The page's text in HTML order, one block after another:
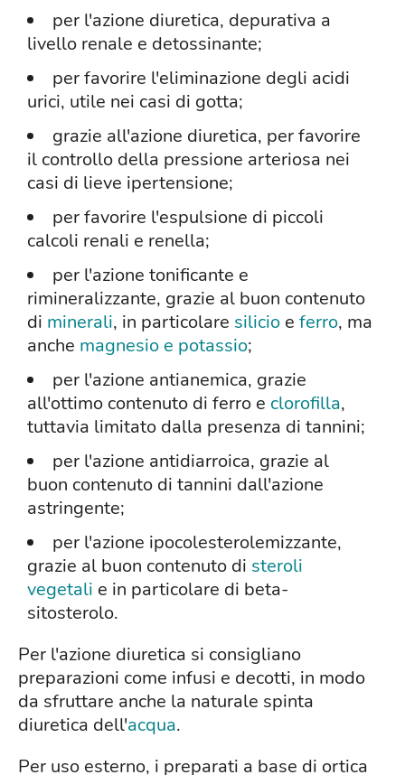
per l'azione diuretica, depurativa a
livello renale e detossinante;
per favorire l'eliminazione degli acidi
urici, utile nei casi di gotta;
grazie all'azione diuretica, per favorire
il controllo della pressione arteriosa nei
casi di lieve ipertensione;
per favorire l'espulsione di piccoli
calcoli renali e renella;
per l'azione tonificante e
rimineralizzante, grazie al buon contenuto
di minerali, in particolare silicio e ferro, ma
anche magnesio e potassio;
per l'azione antianemica, grazie
all'ottimo contenuto di ferro e clorofilla,
tuttavia limitato dalla presenza di tannini;
per l'azione antidiarroica, grazie al
buon contenuto di tannini dall'azione
astringente;
per l'azione ipocolesterolemizzante,
grazie al buon contenuto di steroli
vegetali e in particolare di beta-
sitosterolo.
Per l'azione diuretica si consigliano
preparazioni come infusi e decotti, in modo
da sfruttare anche la naturale spinta
diuretica dell'acqua.
Per uso esterno, i preparati a base di ortica